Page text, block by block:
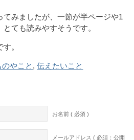
みましたが、一節が半ページや1
ても読みやすそうです。
。
やこと ,伝えたいこと
お名前 ( 必須 )
メールアドレス ( 必須：公開